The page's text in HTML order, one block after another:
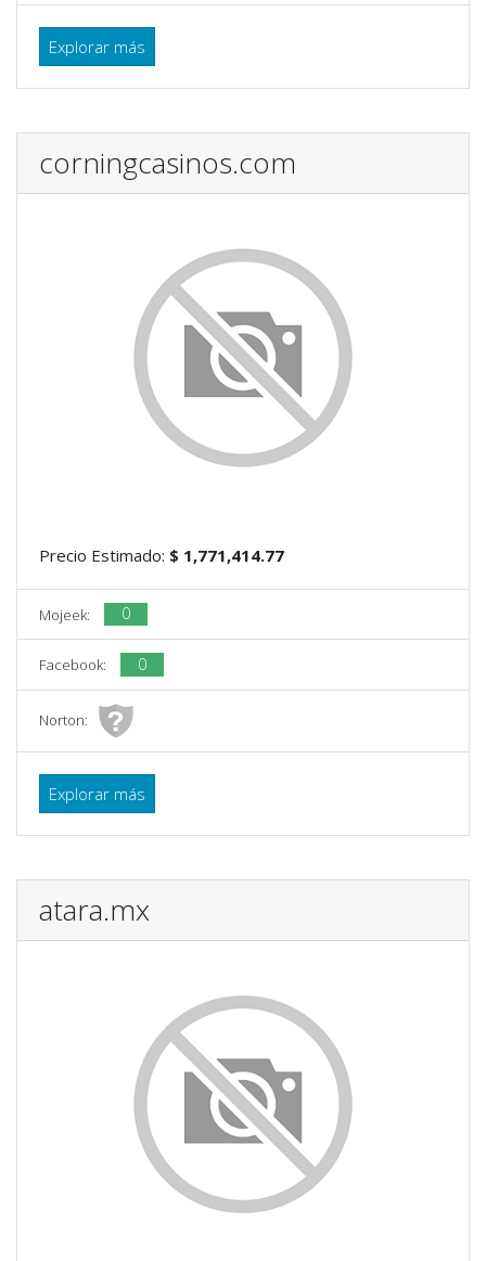
Explorar más
corningcasinos.com
Precio Estimado: $ 1,771,414.77
Mojeek: 0
Facebook: 0
Norton:
Explorar más
atara.mx